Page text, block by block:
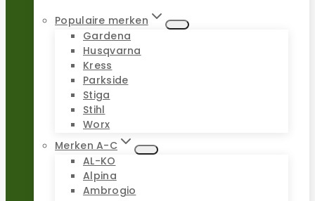
Populaire merken
Gardena
Husqvarna
Kress
Parkside
Stiga
Stihl
Worx
Merken A-C
AL-KO
Alpina
Ambrogio